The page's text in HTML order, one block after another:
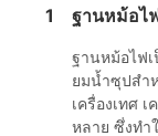
1 ฐานหม้อไ
ฐานหม้อไฟ
ยมน้ำซุปสำ
เครื่องเทศ
หลาย ซึ่งทำ